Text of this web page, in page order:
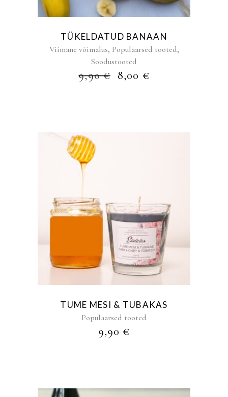
TÜKELDATUD BANAAN
Viimane võimalus, Populaarsed tooted,
Soodustooted
9,90€ ALGNE
8,00 €
TUME MESI & TUBAKAS
Populaarsed tooted
9,90 €